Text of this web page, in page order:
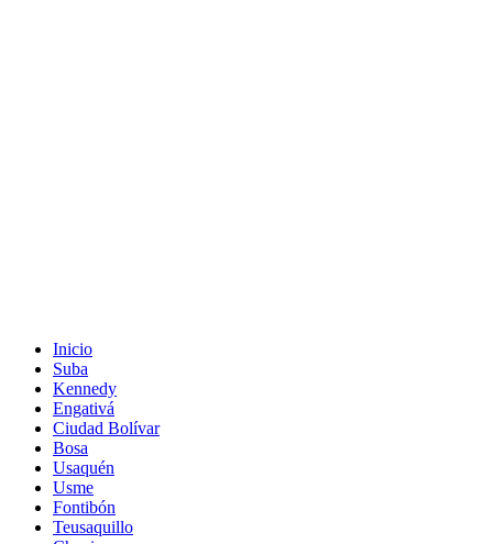
Inicio
Suba
Kennedy
Engativá
Ciudad Bolívar
Bosa
Usaquén
Usme
Fontibón
Teusaquillo